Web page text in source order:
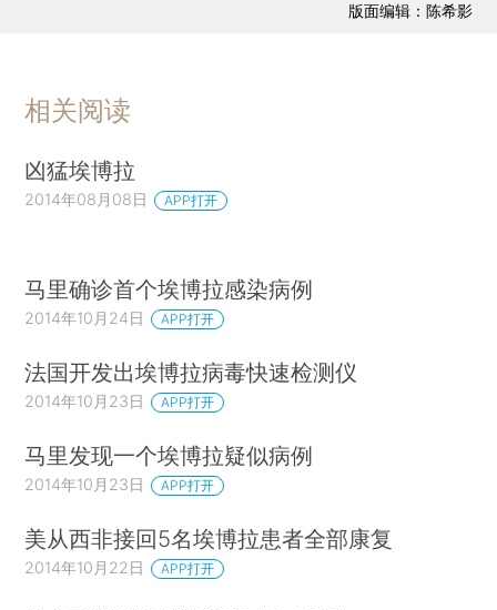
版面编辑：陈希影
相关阅读
凶猛埃博拉
2014年08月08日 APP打开
马里确诊首个埃博拉感染病例
2014年10月24日 APP打开
法国开发出埃博拉病毒快速检测仪
2014年10月23日 APP打开
马里发现一个埃博拉疑似病例
2014年10月23日 APP打开
美从西非接回5名埃博拉患者全部康复
2014年10月22日 APP打开